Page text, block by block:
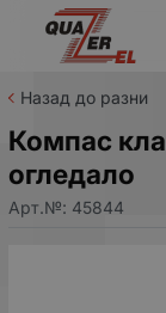
Назад до разни
Компас
огледало
Арт.№: 45844